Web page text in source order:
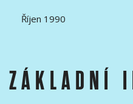
Říjen 1990
ZÁKLADNÍ